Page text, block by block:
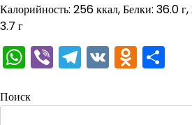
Калорийность: 256 ккал, Белки: 36.0
3.7 г
WhatsApp
ViberTelegram
VK
Поиск